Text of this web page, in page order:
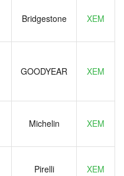
Bridgestone XEM
GOODYEAR XEM
Michelin XEM
Pirelli XEM